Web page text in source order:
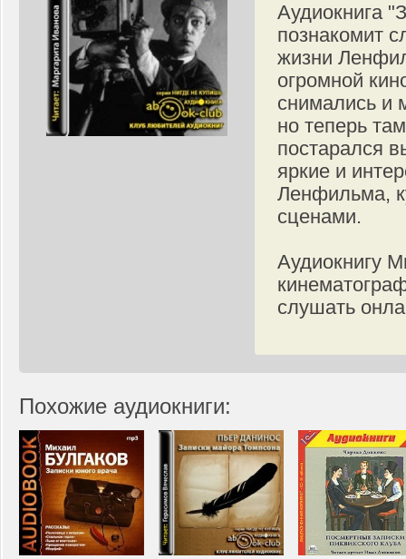
Аудиокнига
познакомит
жизни
огромной
снимались и
но теперь
постарался
яркие и
Ленфильма,
сценами.
Аудиокнигу
слушать
Похожие аудиокниги: